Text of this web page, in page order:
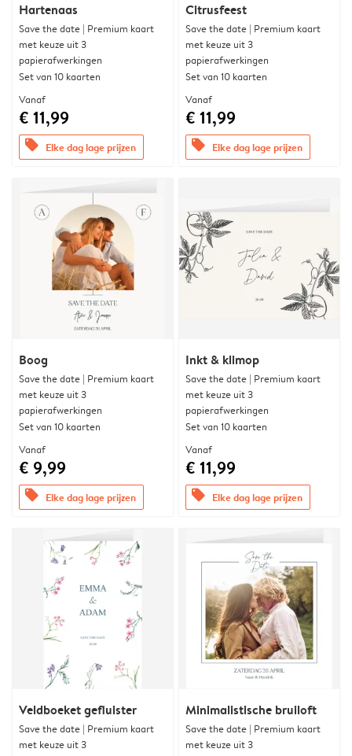
Hartenaas
Save the date | Premium kaart
met keuze uit 3
papierafwerkingen
Set van 10 kaarten
Vanaf
€ 11,99
offers Elke dag lage prijzen
Citrusfeest
Save the date | Premium kaart
met keuze uit 3
papierafwerkingen
Set van 10 kaarten
Vanaf
€ 11,99
offers Elke dag lage prijzen
Boog
Save the date | Premium kaart
met keuze uit 3
papierafwerkingen
Set van 10 kaarten
Vanaf
€ 9,99
offers Elke dag lage prijzen
Inkt & klimop
Save the date | Premium kaart
met keuze uit 3
papierafwerkingen
Set van 10 kaarten
Vanaf
€ 11,99
offers Elke dag lage prijzen
Veldboeket gefluister
Save the date | Premium kaart
met keuze uit 3
Minimalistische bruiloft
Save the date | Premium kaart
met keuze uit 3